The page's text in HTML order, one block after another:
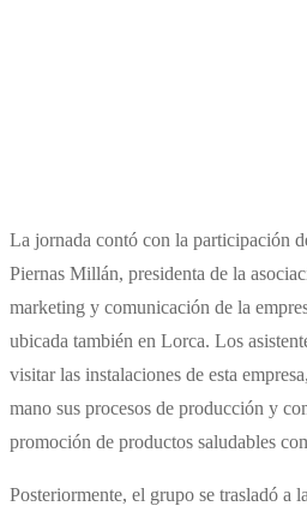
La jornada contó con la participación
Piernas Millán, presidenta de la
marketing y comunicación de la
ubicada también en Lorca. Los
visitar las instalaciones de esta
mano sus procesos de producción y
promoción de productos saludables
Posteriormente, el grupo se trasladó a